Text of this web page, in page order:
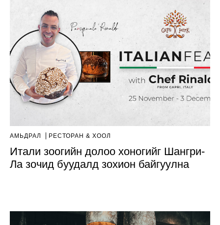
АМЬДРАЛ РЕСТОРАН & ХООЛ
Итали зоогийн долоо хоногийг Шангри-
Ла зочид буудалд зохион байгуулна